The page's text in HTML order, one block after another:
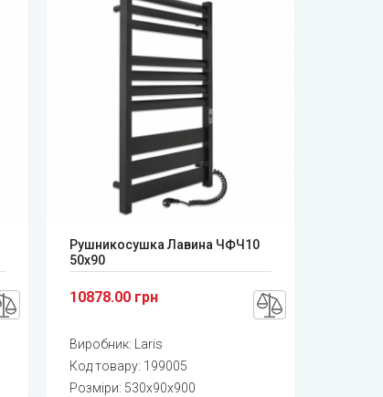
Рушникосушка Лавина ЧФЧ10
50x90
10878.00 грн
Виробник: Laris
Код товару: 199005
Розміри: 530x90x900